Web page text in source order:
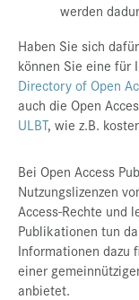
werden
Haben Sie sich
können Sie eine für
Directory of Open
auch die Open
ULBT, wie z.B.
Bei Open Access
Nutzungslizenzen
Access-Rechte und
Publikationen tun
Informationen dazu
einer
anbietet.